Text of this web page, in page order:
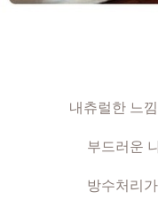
내츄럴한 느
부드러운
방수처리